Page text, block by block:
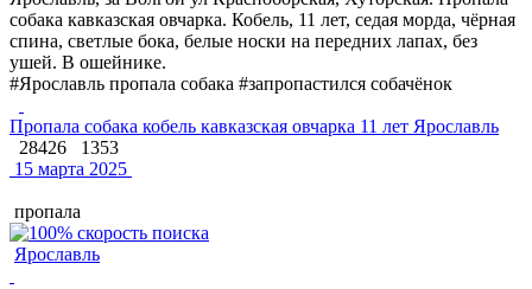
собака кавказская овчарка. Кобель, 11 лет, седая морда, чёрная
спина, светлые бока, белые носки на передних лапах, без
ушей. В ошейнике.
#Ярославль пропала собака #запропастился собачёнок
Пропала собака кобель кавказская овчарка 11 лет Ярославль
28426
1353
15 марта 2025
пропала
Ярославль